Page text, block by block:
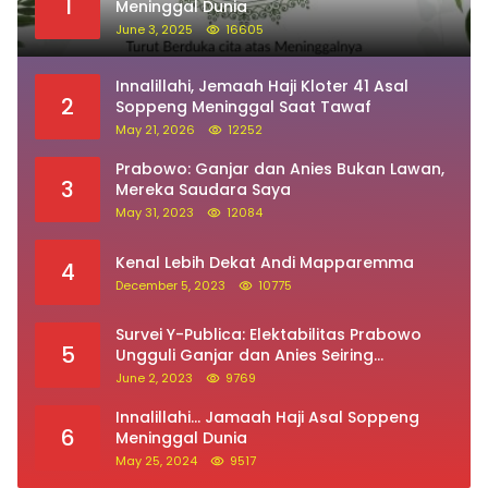
1
Meninggal Dunia
June 3, 2025 16605
2
Innalillahi, Jemaah Haji Kloter 41 Asal
Soppeng Meninggal Saat Tawaf
May 21, 2026 12252
3
Prabowo: Ganjar dan Anies Bukan Lawan,
Mereka Saudara Saya
May 31, 2023 12084
4 Kenal Lebih Dekat Andi Mapparemma
December 5, 2023 10775
5
Survei Y-Publica: Elektabilitas Prabowo
Ungguli Ganjar dan Anies Seiring
Kepuasan Terhadap Jokowi Naik
June 2, 2023 9769
6
Innalillahi… Jamaah Haji Asal Soppeng
Meninggal Dunia
May 25, 2024 9517